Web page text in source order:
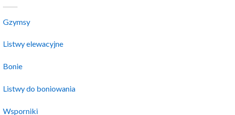
Gzymsy
Listwy elewacyjne
Bonie
Listwy do boniowania
Wsporniki